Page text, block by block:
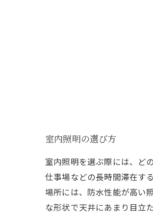
室内照明の選び方
室内照明を選ぶ際には、ど
仕事場などの長時間滞在す
場所には、防水性能が高い
な形状で天井にあまり目立